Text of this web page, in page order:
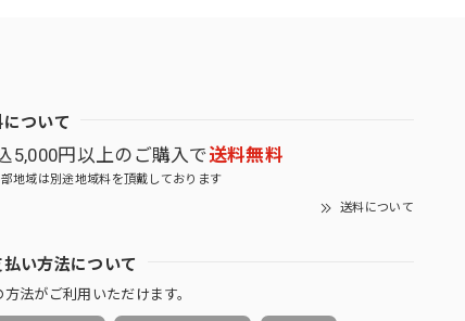
ついて
5,000円以上のご購入で送料無料
地域は別途地域料を頂戴しております
送料について
い方法について
方法がご利用いただけます。